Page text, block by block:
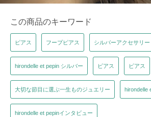
この商品のキーワード
ピアス フープピアス シルバーアクセサリー
hirondelle et pepin シルバー ピアス ピアス
大切な節目に選ぶ一生ものジュエリー hirondelle
hirondelle et pepinインタビュー